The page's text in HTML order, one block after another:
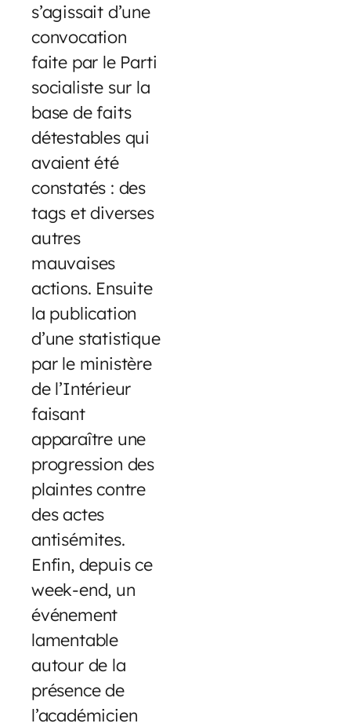
s’agissait d’une
convocation
faite par le Parti
socialiste sur la
base de faits
détestables qui
avaient été
constatés : des
tags et diverses
autres
mauvaises
actions. Ensuite
la publication
d’une statistique
par le ministère
de l’Intérieur
faisant
apparaître une
progression des
plaintes contre
des actes
antisémites.
Enfin, depuis ce
week-end, un
événement
lamentable
autour de la
présence de
l’académicien